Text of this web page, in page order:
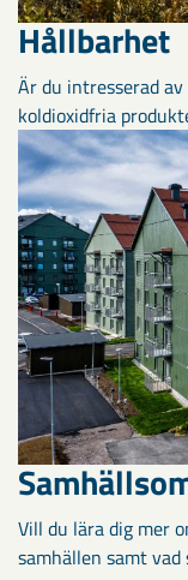
Hållbarhet
Är du intresserad
koldioxidfria
Vill du lära dig mer
samhällen samt